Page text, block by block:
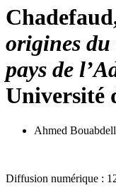
origines du
pays de
Université
Ahmed
Diffusion numérique :